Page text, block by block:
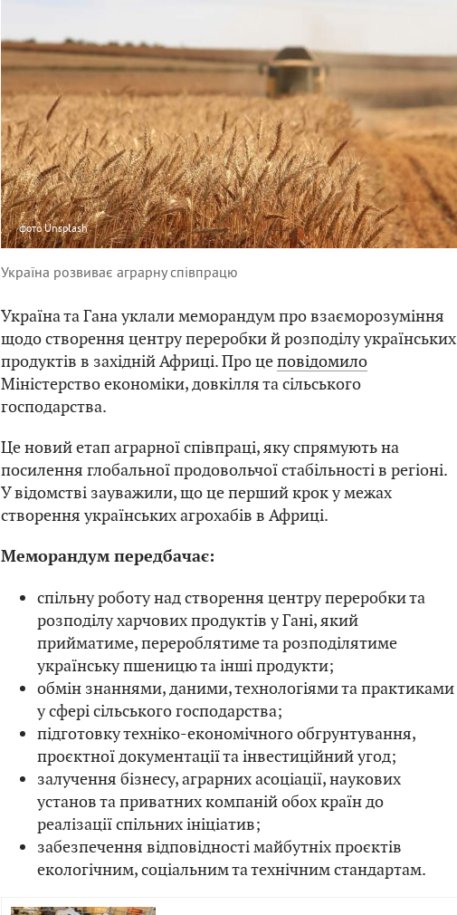
фотоUnsplash
Україна розвиває аграрну співпрацю
Україна та Гана уклали меморандум про взаєморозуміння
щодо створення центру переробки й розподілу українських
продуктів в західній Африці. Про цеповідомило
Міністерство економіки, довкілля та сільського
господарства.
Це новий етап аграрної співпраці, яку спрямують на
посилення глобальної продовольчої стабільності в регіоні.
У відомстві зауважили, що це перший крок у межах
створення українських агрохабів в Африці.
Меморандум передбачає:
спільну роботу над створення центру переробки та
розподілу харчових продуктів у Гані, який
прийматиме, перероблятиме та розподілятиме
українську пшеницю та інші продукти;
обмін знаннями, даними, технологіями та практиками
у сфері сільського господарства;
підготовку техніко-економічного обгрунтування,
проєктної документації та інвестиційний угод;
залучення бізнесу, аграрних асоціації, наукових
установ та приватних компаній обох країн до
реалізації спільних ініціатив;
забезпечення відповідності майбутніх проєктів
екологічним, соціальним та технічним стандартам.